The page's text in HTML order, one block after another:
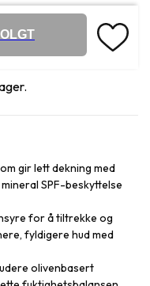
gir lett dekning med
SPF-beskyttelse
for å tiltrekke og
fyldigere hud med
olivenbasert